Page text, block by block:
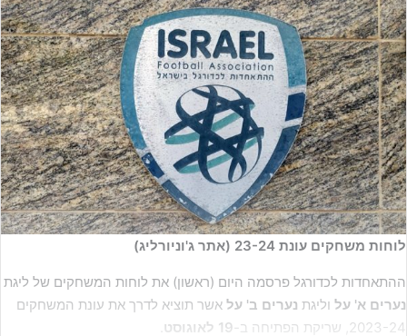
לוחות משחקים עונת 23-24 (אתר ג'וניורליג)
ההתאחדות לכדורגל פרסמה היום (ראשון) את לוחות המשחקים של ליגת
נערים א' על וליגת נערים ב' על אשר תוציא לדרך את עונת המשחקים
2023-24, שריקת הפתיחה ב-
19 לאוגוסט